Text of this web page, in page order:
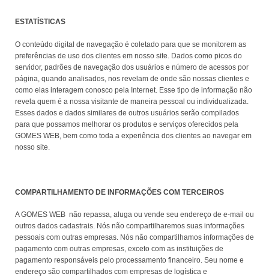
ESTATÍSTICAS
O conteúdo digital de navegação é coletado para que se monitorem as
preferências de uso dos clientes em nosso site. Dados como picos do
servidor, padrões de navegação dos usuários e número de acessos por
página, quando analisados, nos revelam de onde são nossas clientes e
como elas interagem conosco pela Internet. Esse tipo de informação não
revela quem é a nossa visitante de maneira pessoal ou individualizada.
Esses dados e dados similares de outros usuários serão compilados
para que possamos melhorar os produtos e serviços oferecidos pela
GOMES WEB, bem como toda a experiência dos clientes ao navegar em
nosso site.
COMPARTILHAMENTO DE INFORMAÇÕES COM TERCEIROS
A GOMES WEB não repassa, aluga ou vende seu endereço de e-mail ou
outros dados cadastrais. Nós não compartilharemos suas informações
pessoais com outras empresas. Nós não compartilhamos informações de
pagamento com outras empresas, exceto com as instituições de
pagamento responsáveis pelo processamento financeiro. Seu nome e
endereço são compartilhados com empresas de logística e